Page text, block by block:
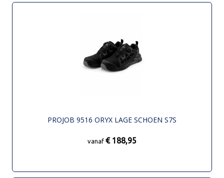
PROJOB 9516 ORYX LAGE SCHOEN S7S
vanaf € 188,95